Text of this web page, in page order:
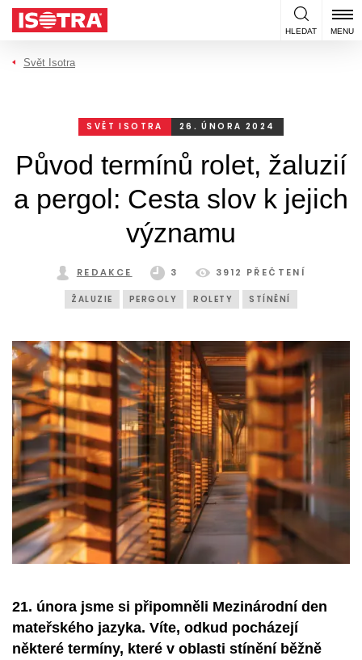
Přeskočit na obsah
HLEDAT MENU
Svět Isotra
SVĚT ISOTRA 26. ÚNORA 2024
Původ termínů rolet, žaluzií
a pergol: Cesta slov k jejich
významu
REDAKCE 3 3912 PŘEČTENÍ
ŽALUZIE PERGOLY ROLETY STÍNĚNÍ
21. února jsme si připomněli Mezinárodní den
mateřského jazyka. Víte, odkud pocházejí
některé termíny, které v oblasti stínění běžně